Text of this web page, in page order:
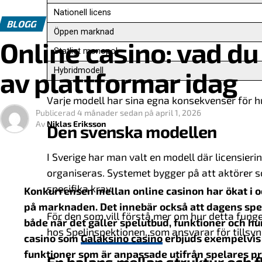
Nationell licens
Öppen marknad
Statligt monopol
Hybridmodell
Varje modell har sina egna konsekvenser för
Den svenska modellen
I Sverige har man valt en modell där
organiseras. Systemet bygger på att aktörer
specifika krav.
För den som vill förstå mer om hur detta
hos Spelinspektionen, som ansvarar för
användaren får något extra.
Forskning inom beteendeekonomi visar att
och logiskt efteråt. Det innebär att små detaljer i
man tror. En tydlig struktur, ett begränsat
hur länge användaren stannar kvar och hur den
Varför små incitament fungerar
Det mest intressanta är att belöningen inte alltid
Många gånger handlar det snarare om känslan
Några vanliga exempel är:
Personliga rekommendationer
Tidsbegränsade erbjudanden
Poängsystem och nivåer
BLOGG
Online casino: vad
av plattformar idag
Publicerad 4 månader sedan på april 1, 2026
Av Niklas Eriksson
Konkurrensen mellan online casinon har ökat i
på marknaden. Det innebär också att dagens
både när det gäller spelutbud, funktioner och
casino somGalaksino casinoerbjuds
funktioner som är anpassade utifrån spelares